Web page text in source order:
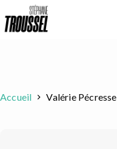
au
Accueil Valérie Pécresse